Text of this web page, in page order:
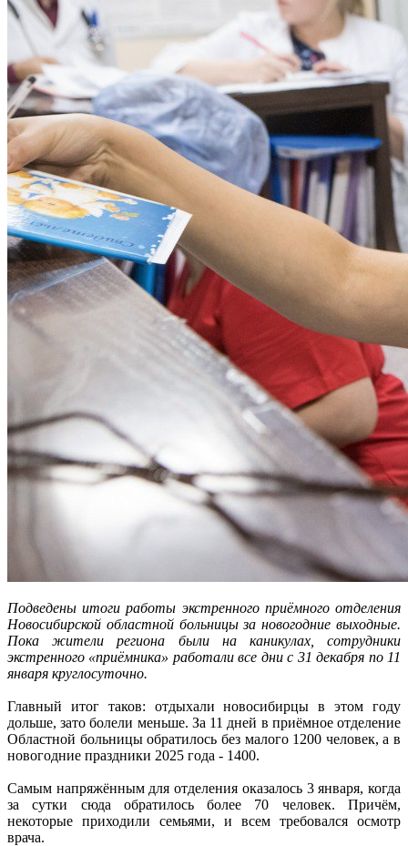
Подведены итоги работы экстренного приёмного отделения
Новосибирской областной больницы за новогодние выходные.
Пока жители региона были на каникулах, сотрудники
экстренного «приёмника» работали все дни с 31 декабря по 11
января круглосуточно.
Главный итог таков: отдыхали новосибирцы в этом году
дольше, зато болели меньше. За 11 дней в приёмное отделение
Областной больницы обратилось без малого 1200 человек, а в
новогодние праздники 2025 года - 1400.
Самым напряжённым для отделения оказалось 3 января, когда
за сутки сюда обратилось более 70 человек. Причём,
некоторые приходили семьями, и всем требовался осмотр
врача.